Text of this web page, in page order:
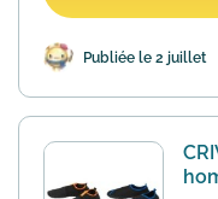
Publiée le 2 juillet